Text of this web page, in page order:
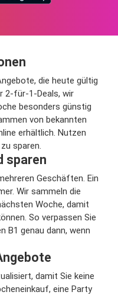
die heute gültig
2-für-1-Deals, wir
besonders günstig
von bekannten
erhältlich. Nutzen
sparen.
sparen
Geschäften. Ein
Wir sammeln die
Woche, damit
So verpassen Sie
B1 genau dann, wenn
damit Sie keine
eine Party